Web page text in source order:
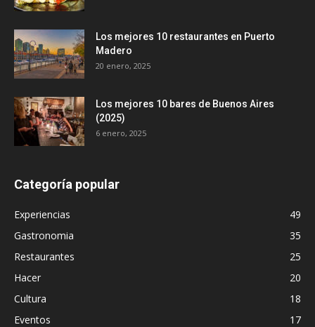
Los mejores 10 restaurantes en Puerto
Madero
20 enero, 2025
Los mejores 10 bares de Buenos Aires
(2025)
6 enero, 2025
Categoría popular
Experiencias
49
Gastronomia
35
Restaurantes
25
Hacer
20
Cultura
18
Eventos
17